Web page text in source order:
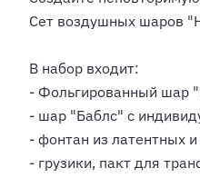
Сет воздушных шаров
В набор входит:
- Фольгированный шар
- шар "Баблс" с
- фонтан из латентных
- грузики, пакт для